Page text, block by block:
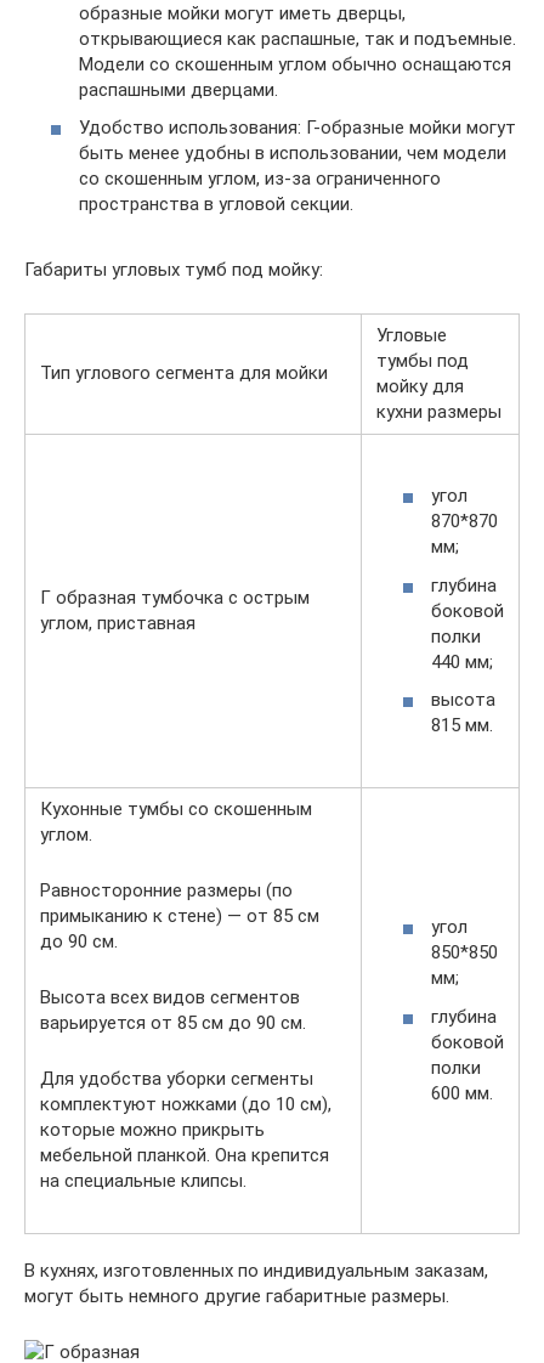
образные мойки могут иметь дверцы,
открывающиеся как распашные, так и подъемные.
Модели со скошенным углом обычно оснащаются
распашными дверцами.
Удобство использования: Г-образные мойки могут
быть менее удобны в использовании, чем модели
со скошенным углом, из-за ограниченного
пространства в угловой секции.
Габариты угловых тумб под мойку:
Тип углового сегмента для мойки
Угловые
тумбы под
мойку для
кухни размеры
Г образная тумбочка с острым
углом, приставная
угол
870*870
мм;
глубина
боковой
полки
440 мм;
высота
815 мм.
Кухонные тумбы со скошенным
углом.
Равносторонние размеры (по
примыканию к стене) — от 85 см
до 90 см.
Высота всех видов сегментов
варьируется от 85 см до 90 см.
Для удобства уборки сегменты
комплектуют ножками (до 10 см),
которые можно прикрыть
мебельной планкой. Она крепится
на специальные клипсы.
угол
850*850
мм;
глубина
боковой
полки
600 мм.
В кухнях, изготовленных по индивидуальным заказам,
могут быть немного другие габаритные размеры.